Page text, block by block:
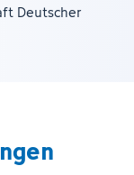
Deutscher